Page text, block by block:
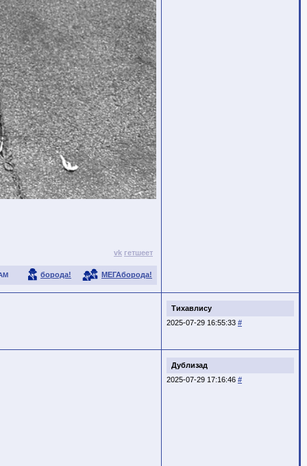
vk гетшеет
борода! МЕГАборода!
Тихавлису
2025-07-29 16:55:33 #
Дублизад
2025-07-29 17:16:46 #